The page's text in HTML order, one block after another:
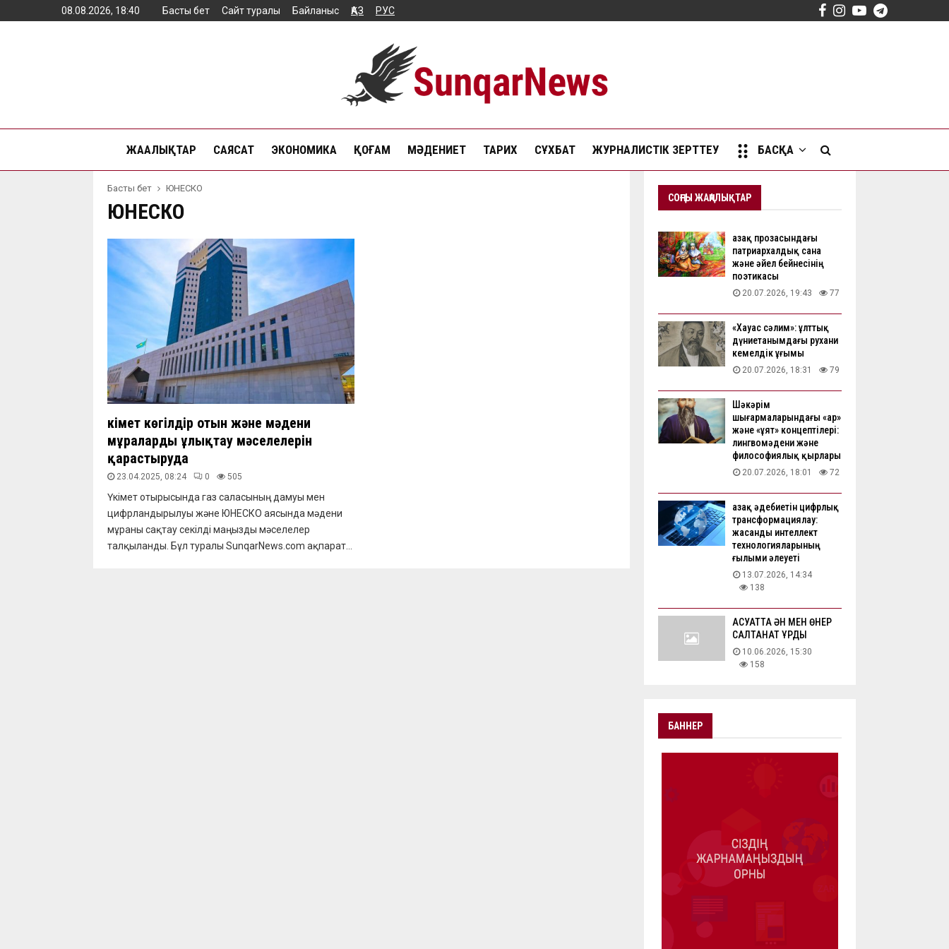
08.08.2026, 18:40 Басты бет Сайт туралы Байланыс ҚАЗ РУС Facebook
Instagram
YoutubeTelegram
ЖАҢАЛЫҚТАР САЯСАТ ЭКОНОМИКА ҚОҒАМ МӘДЕНИЕТ ТАРИХ СҰХБАТ ЖУРНАЛИСТІК ЗЕРТТЕУ БАСҚА
Басты бет ЮНЕСКО
ЮНЕСКО
Үкімет көгілдір отын және мәдени
мұраларды ұлықтау мәселелерін
қарастыруда
23.04.2025, 08:24 0 505
Үкімет отырысында газ саласының дамуы мен
цифрландырылуы және ЮНЕСКО аясында мәдени
мұраны сақтау секілді маңызды мәселелер
талқыланды. Бұл туралы SunqarNews.com ақпарат...
СОҢҒЫ ЖАҢАЛЫҚТАР
Қазақ прозасындағы
патриархалдық сана
және әйел бейнесінің
поэтикасы
20.07.2026, 19:43 77
«Хауас сәлим»: ұлттық
дүниетанымдағы рухани
кемелдік ұғымы
20.07.2026, 18:31 79
Шәкәрім
шығармаларындағы «ар»
және «ұят» концептілері:
лингвомәдени және
философиялық қырлары
20.07.2026, 18:01 72
Қазақ әдебиетін цифрлық
трансформациялау:
жасанды интеллект
технологияларының
ғылыми әлеуеті
13.07.2026, 14:34
138
АҚСУАТТА ӘН МЕН ӨНЕР
САЛТАНАТ ҚҰРДЫ
10.06.2026, 15:30
158
БАННЕР